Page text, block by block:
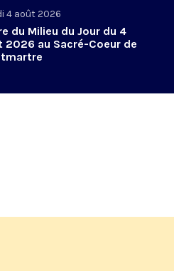
4 août 2026
du Milieu du Jour du 4
2026 au Sacré-Coeur de